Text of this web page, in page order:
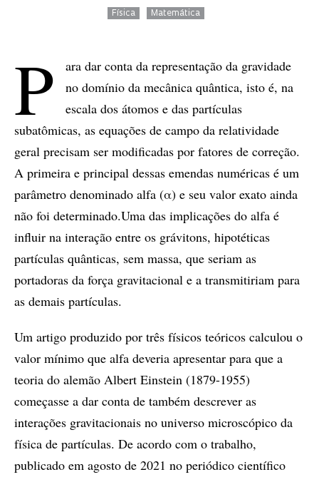
Física Matemática
P
ara dar conta da representação da gravidade
no domínio da mecânica quântica, isto é, na
escala dos átomos e das partículas
subatômicas, as equações de campo da relatividade
geral precisam ser modificadas por fatores de correção.
A primeira e principal dessas emendas numéricas é um
parâmetro denominado alfa (α) e seu valor exato ainda
não foi determinado.Uma das implicações do alfa é
influir na interação entre os grávitons, hipotéticas
partículas quânticas, sem massa, que seriam as
portadoras da força gravitacional e a transmitiriam para
as demais partículas.
Um artigo produzido por três físicos teóricos calculou o
valor mínimo que alfa deveria apresentar para que a
teoria do alemão Albert Einstein (1879-1955)
começasse a dar conta de também descrever as
interações gravitacionais no universo microscópico da
física de partículas. De acordo com o trabalho,
publicado em agosto de 2021 no periódico científico